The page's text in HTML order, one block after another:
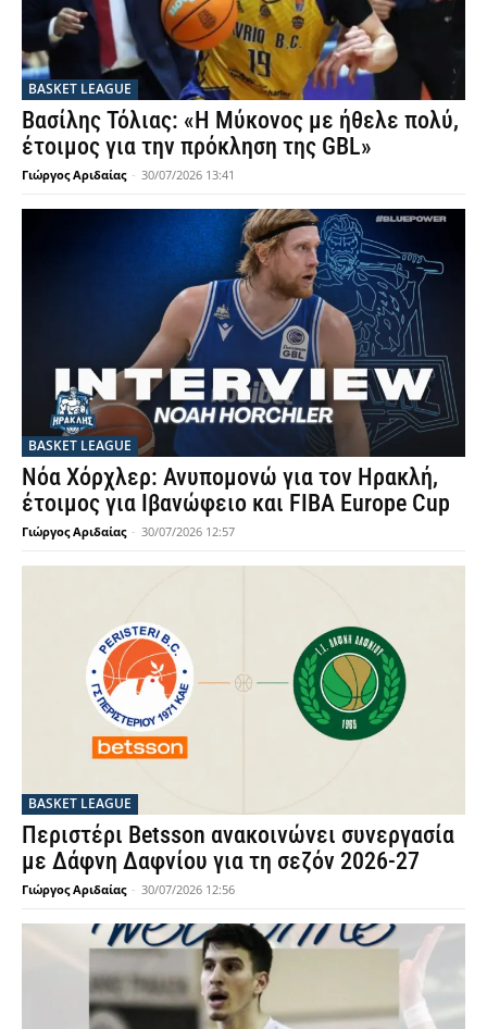
BASKET LEAGUE
Βασίλης Τόλιας: «Η Μύκονος με ήθελε πολύ,
έτοιμος για την πρόκληση της GBL»
Γιώργος Αριδαίας - 30/07/2026 13:41
BASKET LEAGUE
Νόα Χόρχλερ: Ανυπομονώ για τον Ηρακλή,
έτοιμος για Ιβανώφειο και FIBA Europe Cup
Γιώργος Αριδαίας - 30/07/2026 12:57
BASKET LEAGUE
Περιστέρι Betsson ανακοινώνει συνεργασία
με Δάφνη Δαφνίου για τη σεζόν 2026-27
Γιώργος Αριδαίας - 30/07/2026 12:56